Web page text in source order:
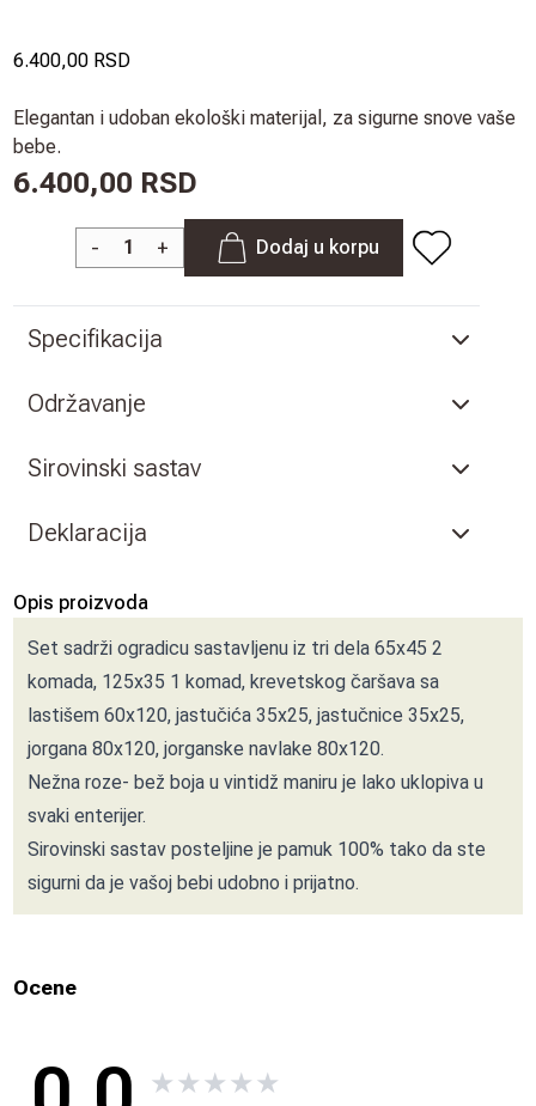
6.400,00 RSD
Elegantan i udoban ekološki materijal, za sigurne snove vaše
bebe.
6.400,00 RSD
- + Dodaj u korpu
Specifikacija
Održavanje
Sirovinski sastav
Deklaracija
Opis proizvoda
Set sadrži ogradicu sastavljenu iz tri dela 65x45 2
komada, 125x35 1 komad, krevetskog čaršava sa
lastišem 60x120, jastučića 35x25, jastučnice 35x25,
jorgana 80x120, jorganske navlake 80x120.
Nežna roze- bež boja u vintidž maniru je lako uklopiva u
svaki enterijer.
Sirovinski sastav posteljine je pamuk 100% tako da ste
sigurni da je vašoj bebi udobno i prijatno.
Ocene
★★★★★